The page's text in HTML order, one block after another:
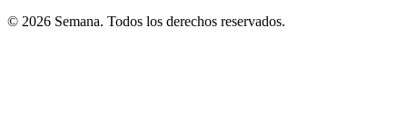
© 2026 Semana. Todos los derechos reservados.